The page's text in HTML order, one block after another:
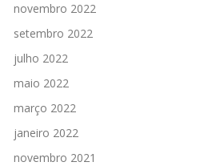
novembro 2022
setembro 2022
julho 2022
maio 2022
março 2022
janeiro 2022
novembro 2021